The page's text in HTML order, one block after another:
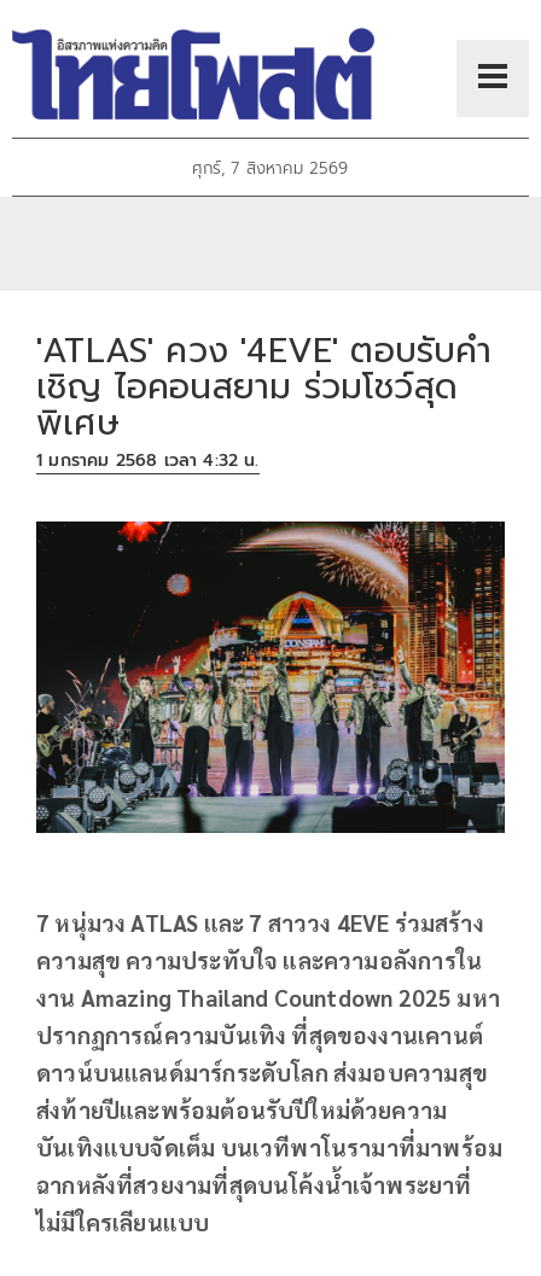
ศุกร์, 7 สิงหาคม 2569
'ATLAS' ควง '4EVE' ตอบรับคำ
เชิญ ไอคอนสยาม ร่วมโชว์สุด
พิเศษ
1 มกราคม 2568 เวลา 4:32 น.
7 หนุ่มวง ATLAS และ 7 สาววง 4EVE ร่วมสร้าง
ความสุข ความประทับใจ และความอลังการใน
งาน Amazing Thailand Countdown 2025 มหา
ปรากฏการณ์ความบันเทิง ที่สุดของงานเคานต์
ดาวน์บนแลนด์มาร์กระดับโลก ส่งมอบความสุข
ส่งท้ายปีและพร้อมต้อนรับปีใหม่ด้วยความ
บันเทิงแบบจัดเต็ม บนเวทีพาโนรามาที่มาพร้อม
ฉากหลังที่สวยงามที่สุดบนโค้งน้ำเจ้าพระยาที่
ไม่มีใครเลียนแบบ